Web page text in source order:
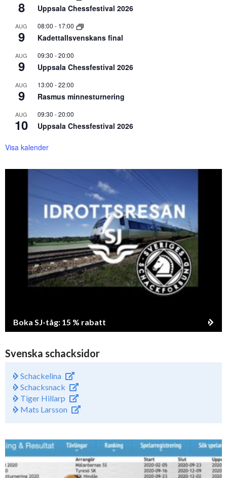
8 Uppsala Chessfestival 2026
AUG
9
08:00 - 17:00
Kadettallsvenskans final
AUG
9
09:30 -20:00
Uppsala Chessfestival 2026
AUG
9
13:00 -22:00
Rasmus minnesturnering
AUG
10
09:30 -20:00
Uppsala Chessfestival 2026
Visa kalender
Boka SJ-tåg: 15 % rabatt
Svenska schacksidor
Schackelina
Schacksnack
Tiger Hillarp
Mats Larsson